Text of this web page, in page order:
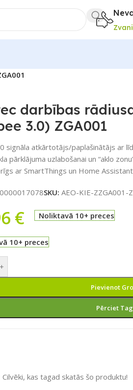
darbības
3.0) ZGA001
signāla atkārtotājs/paplašinātājs ar
pārklājuma uzlabošanai un “aklo
ar SmartThings un Home
SKU: AEO-KIE-ZZGA001-
€ Noliktavā 10+ preces
10+ preces
+
Pievienot
Pērciet
Cilvēki, kas tagad skatās šo produktu!